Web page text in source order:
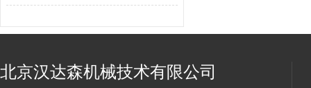
北京汉达森机械技术有限公司